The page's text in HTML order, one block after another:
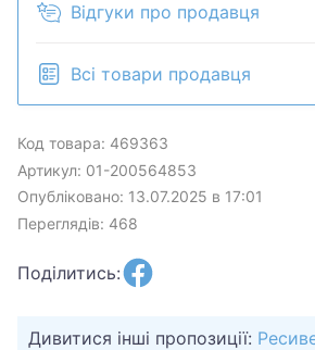
Відгуки про продавця
Всі товари продавця
Код товара: 469363
Артикул: 01-200564853
Опубліковано: 13.07.2025 в 17:01
Переглядів: 468
Поділитись:
Дивитися інші пропозиції: